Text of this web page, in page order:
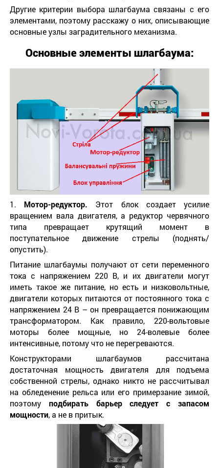
Другие критерии выбора шлагбаума связаны с его
элементами, поэтому расскажу о них, описывающие
основные узлы заградительного механизма.
Основные элементы шлагбаума:
1. Мотор-редуктор. Этот блок создает усилие
вращением вала двигателя, а редуктор червячного
типа превращает крутящий момент в
поступательное движение стрелы (поднять/
опустить).
Питание шлагбаумы получают от сети переменного
тока с напряжением 220 В, и их двигатели могут
иметь такое же питание, но есть и низковольтные,
двигатели которых питаются от постоянного тока с
напряжением 24 В – он превращается понижающим
трансформатором. Как правило, 220-вольтовые
моторы более мощные, но 24-волевые более
интенсивные, потому что не перегреваются.
Конструкторами шлагбаумов рассчитана
достаточная мощность двигателя для подъема
собственной стрелы, однако никто не рассчитывал
на обледенение рельса или его примерзание зимой,
поэтому подбирать барьер следует с запасом
мощности, а не в притык.